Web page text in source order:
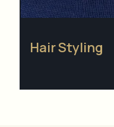
Hair Styling